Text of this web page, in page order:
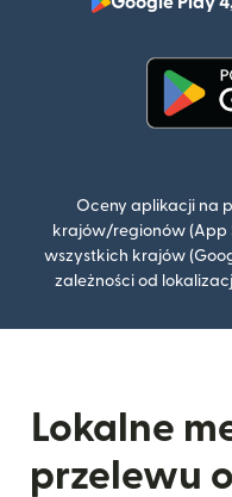
Oceny aplikacji na
krajów/regionów (App
wszystkich krajów
zależności od
Lokalne
przelewu